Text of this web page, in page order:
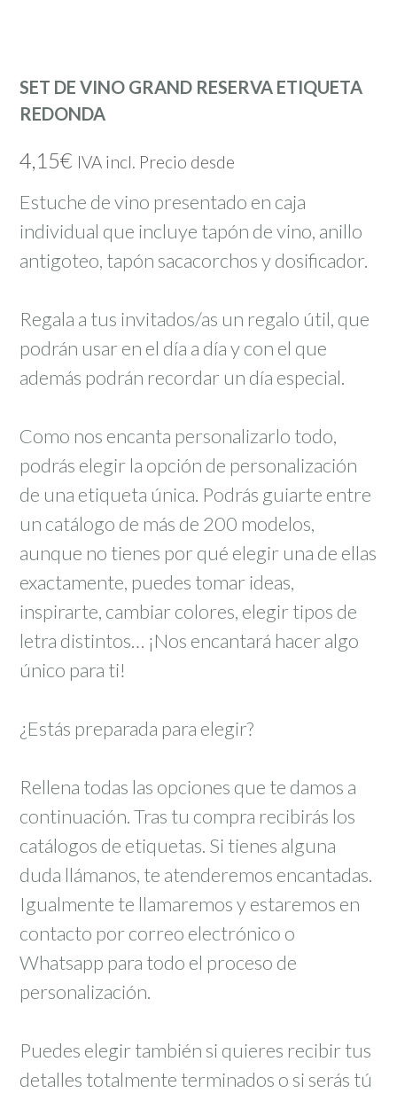
SET DE VINO GRAND RESERVA ETIQUETA
REDONDA
4,15€ IVA incl. Precio desde
Estuche de vino presentado en caja
individual que incluye tapón de vino, anillo
antigoteo, tapón sacacorchos y dosificador.
Regala a tus invitados/as un regalo útil, que
podrán usar en el día a día y con el que
además podrán recordar un día especial.
Como nos encanta personalizarlo todo,
podrás elegir la opción de personalización
de una etiqueta única. Podrás guiarte entre
un catálogo de más de 200 modelos,
aunque no tienes por qué elegir una de ellas
exactamente, puedes tomar ideas,
inspirarte, cambiar colores, elegir tipos de
letra distintos… ¡Nos encantará hacer algo
único para ti!
¿Estás preparada para elegir?
Rellena todas las opciones que te damos a
continuación. Tras tu compra recibirás los
catálogos de etiquetas. Si tienes alguna
duda llámanos, te atenderemos encantadas.
Igualmente te llamaremos y estaremos en
contacto por correo electrónico o
Whatsapp para todo el proceso de
personalización.
Puedes elegir también si quieres recibir tus
detalles totalmente terminados o si serás tú